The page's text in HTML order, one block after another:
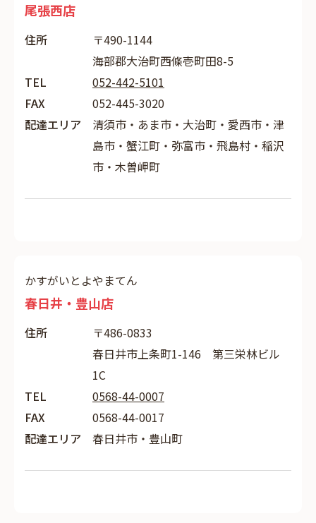
尾張西店
住所
〒490-1144
海部郡大治町西條壱町田8-5
TEL
052-442-5101
FAX
052-445-3020
配達エリア
清須市・あま市・大治町・愛西市・津
島市・蟹江町・弥富市・飛島村・稲沢
市・木曽岬町
かすがいとよやまてん
春日井・豊山店
住所
〒486-0833
春日井市上条町1-146 第三栄林ビル
1C
TEL
0568-44-0007
FAX
0568-44-0017
配達エリア
春日井市・豊山町